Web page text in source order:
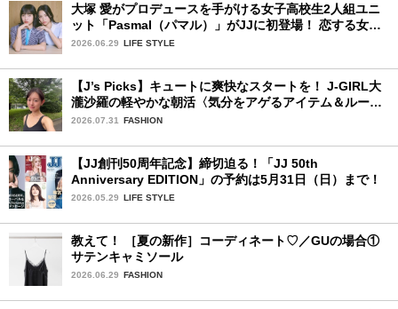
大塚 愛がプロデュースを手がける女子高校生2人組ユニ
ット「Pasmal（パマル）」がJJに初登場！ 恋する女の
コのキュンキュンする感情を歌った最新曲「BULL」を
2026.06.29 LIFE STYLE
【J’s Picks】キュートに爽快なスタートを！ J-GIRL大
瀧沙羅の軽やかな朝活〈気分をアゲるアイテム＆ルーテ
ィーン〉
2026.07.31 FASHION
【JJ創刊50周年記念】締切迫る！「JJ 50th
Anniversary EDITION」の予約は5月31日（日）まで！
2026.05.29 LIFE STYLE
教えて！ ［夏の新作］コーディネート♡／GUの場合①
サテンキャミソール
2026.06.29 FASHION